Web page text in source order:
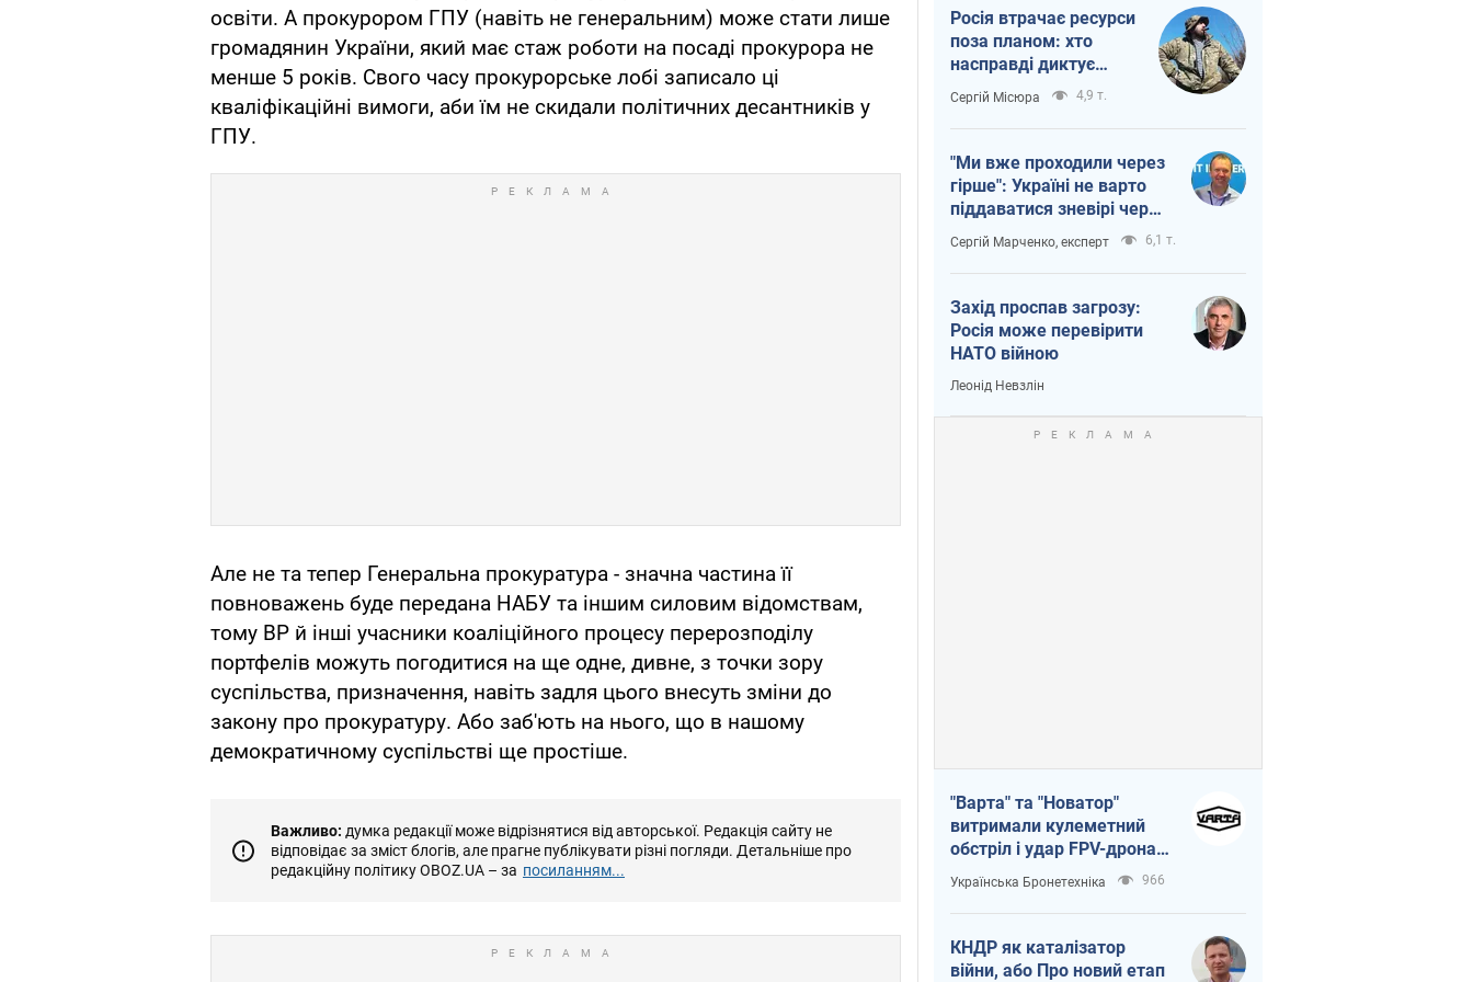
освіти. А прокурором ГПУ (навіть не генеральним) може стати лише
громадянин України, який має стаж роботи на посаді прокурора не
менше 5 років. Свого часу прокурорське лобі записало ці
кваліфікаційні вимоги, аби їм не скидали політичних десантників у
ГПУ.
Але не та тепер Генеральна прокуратура - значна частина її
повноважень буде передана НАБУ та іншим силовим відомствам,
тому ВР й інші учасники коаліційного процесу перерозподілу
портфелів можуть погодитися на ще одне, дивне, з точки зору
суспільства, призначення, навіть задля цього внесуть зміни до
закону про прокуратуру. Або заб'ють на нього, що в нашому
демократичному суспільстві ще простіше.
Важливо: думка редакції може відрізнятися від авторської. Редакція сайту не
відповідає за зміст блогів, але прагне публікувати різні погляди. Детальніше про
редакційну політику OBOZ.UA – за посиланням...
Росія втрачає ресурси
поза планом: хто
насправді диктує
темп війни
Сергій Місюра 4,9 т.
"Ми вже проходили через
гірше": Україні не варто
піддаватися зневірі через
ракетний терор
Сергій Марченко, експерт 6,1 т.
Захід проспав загрозу:
Росія може перевірити
НАТО війною
Леонід Невзлін
"Варта" та "Новатор"
витримали кулеметний
обстріл і удар FPV-дрона,
врятувавши життя
офіцеру ЗСУ
Українська Бронетехніка 966
КНДР як каталізатор
війни, або Про новий етап